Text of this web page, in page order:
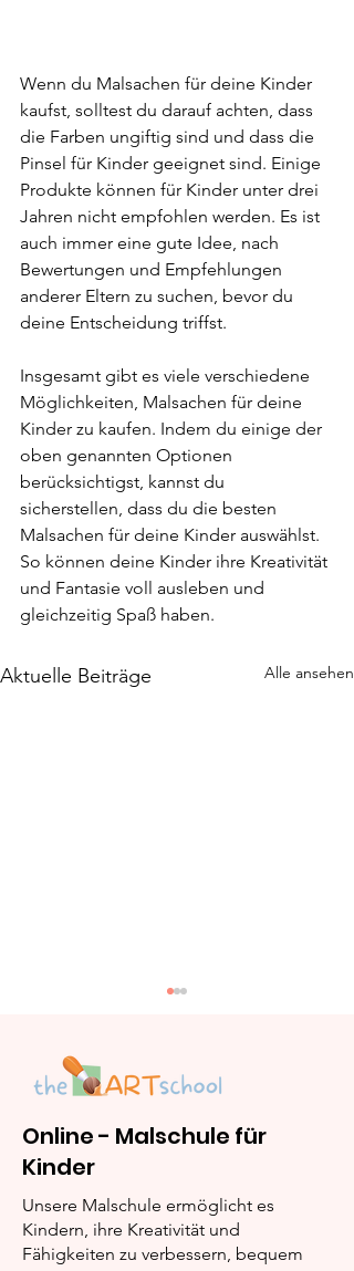
Wenn du Malsachen für deine Kinder
kaufst, solltest du darauf achten, dass
die Farben ungiftig sind und dass die
Pinsel für Kinder geeignet sind. Einige
Produkte können für Kinder unter drei
Jahren nicht empfohlen werden. Es ist
auch immer eine gute Idee, nach
Bewertungen und Empfehlungen
anderer Eltern zu suchen, bevor du
deine Entscheidung triffst.
Insgesamt gibt es viele verschiedene
Möglichkeiten, Malsachen für deine
Kinder zu kaufen. Indem du einige der
oben genannten Optionen
berücksichtigst, kannst du
sicherstellen, dass du die besten
Malsachen für deine Kinder auswählst.
So können deine Kinder ihre Kreativität
und Fantasie voll ausleben und
gleichzeitig Spaß haben.
Aktuelle Beiträge Alle ansehen
Acrylmarker: Sind
Posca und Edding
Acrylmarker ihr Geld
wert?
Online - Malschule für
Kinder
Unsere Malschule ermöglicht es
Kindern, ihre Kreativität und
Fähigkeiten zu verbessern, bequem